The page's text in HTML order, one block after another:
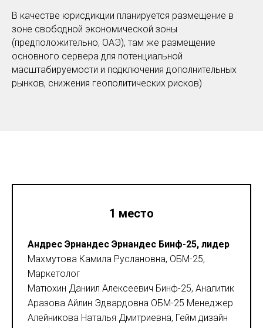
В качестве юрисдикции планируется размещение в
зоне свободной экономической зоны
(предположительно, ОАЭ), там же размещение
основного сервера для потенциальной
масштабируемости и подключения дополнительных
рынков, снижения геополитических рисков)
1 место
Андрес Эрнандес Эрнандес Бинф-25, лидер
Махмутова Камила Руслановна, ОБМ-25,
Маркетолог
Матюхин Даниил Алексеевич Бинф-25, Аналитик
Аразова Айлин Эдвардовна ОБМ-25 Менеджер
Алейникова Наталья Дмитриевна, Гейм дизайн